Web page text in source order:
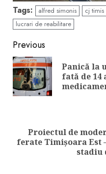
Tags: alfred simonis cj timis
lucrari de reabilitare
Continue
Reading
Previous
Panică la
fată de
Next
Proiectul de
ferate Timișoara Est
stadiu